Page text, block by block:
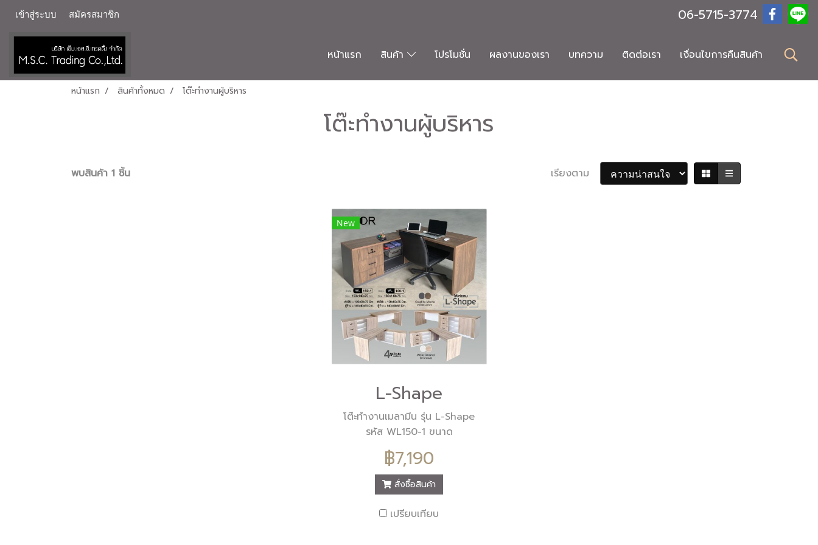
เข้าสู่ระบบ สมัครสมาชิก 06-5715-3774
หน้าแรก สินค้า โปรโมชั่น ผลงานของเรา บทความ ติดต่อเรา เงื่อนไขการคืนสินค้า
หน้าแรก สินค้าทั้งหมด โต๊ะทำงานผู้บริหาร
โต๊ะทำงานผู้บริหาร
พบสินค้า 1 ชิ้น เรียงตาม
New
L-Shape
โต๊ะทำงานเมลามีน รุ่น L-Shape
รหัส WL150-1 ขนาด
150x140x75 ซม. (กว้าง
หลึกxสูง) ตัวโต๊ะ = 120x60x75
Cm. สี ไวท์-คาราเมล สี กรา
ไฟต์-มอคค่า
฿7,190
สั่งซื้อสินค้า
เปรียบเทียบ